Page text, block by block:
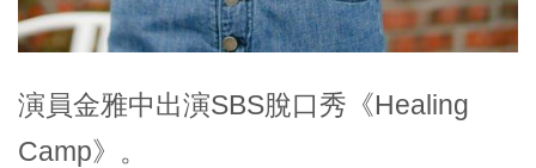
演員金雅中出演SBS脫口秀《Healing
Camp》。